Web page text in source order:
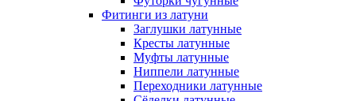
Фитинги из латуни
Заглушки латунные
Кресты латунные
Муфты латунные
Ниппели латунные
Переходники латунные